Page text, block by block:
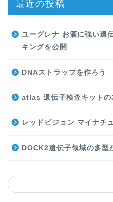
最近の投稿
ユーグレナ お酒に強い遺
キングを公開
DNAストラップを作ろう
atlas 遺伝子検査キットの
レッドビジョン マイナチ
DOCK2遺伝子領域の多型